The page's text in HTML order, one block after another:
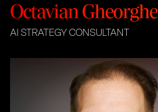
Octavian Gheorghe
AI STRATEGY CONSULTANT